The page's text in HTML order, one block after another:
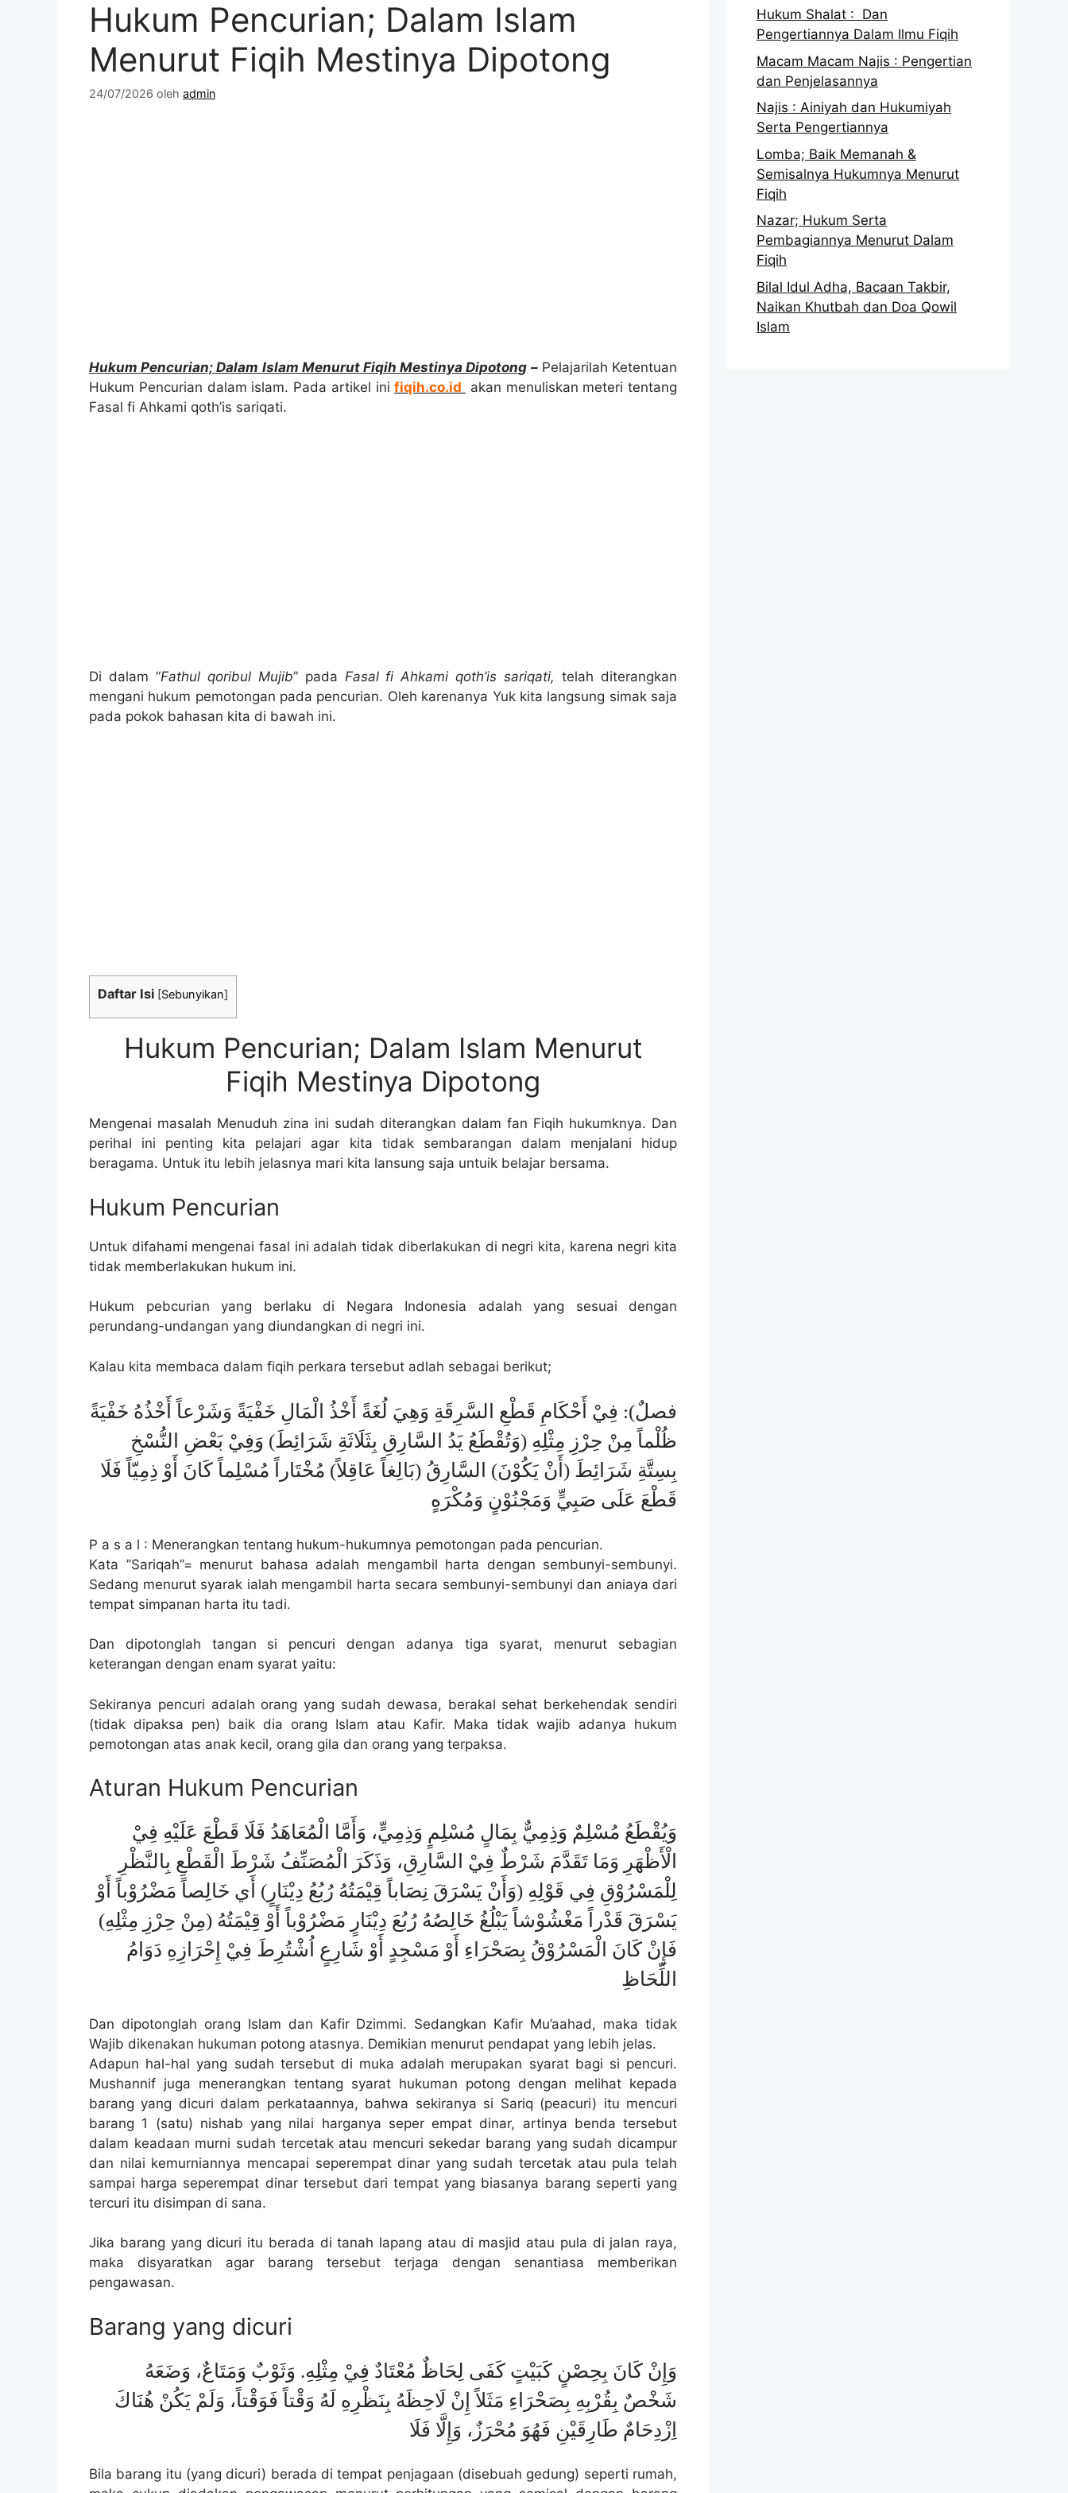
Hukum Pencurian; Dalam Islam
Menurut Fiqih Mestinya Dipotong
24/07/2026 oleh admin
Hukum Pencurian; Dalam Islam Menurut Fiqih Mestinya Dipotong –Pelajarilah Ketentuan
Hukum Pencurian dalam islam. Pada artikel inifiqih.co.id
akan menuliskan meteri tentang
Fasal fi Ahkami qoth’is sariqati.
Di dalam “Fathul qoribul Mujib” pada Fasal fi Ahkami qoth’is sariqati, telah diterangkan
mengani hukum pemotongan pada pencurian. Oleh karenanya Yuk kita langsung simak saja
pada pokok bahasan kita di bawah ini.
Daftar Isi [Sebunyikan]
Hukum Pencurian; Dalam Islam Menurut
Fiqih Mestinya Dipotong
Mengenai masalah Menuduh zina ini sudah diterangkan dalam fan Fiqih hukumknya. Dan
perihal ini penting kita pelajari agar kita tidak sembarangan dalam menjalani hidup
beragama. Untuk itu lebih jelasnya mari kita lansung saja untuik belajar bersama.
Hukum Pencurian
Untuk difahami mengenai fasal ini adalah tidak diberlakukan di negri kita, karena negri kita
tidak memberlakukan hukum ini.
Hukum pebcurian yang berlaku di Negara Indonesia adalah yang sesuai dengan
perundang-undangan yang diundangkan di negri ini.
Kalau kita membaca dalam fiqih perkara tersebut adlah sebagai berikut;
فصلٌ): فِيْ أَحْكَامِ قَطْعِ السَّرِقَةِ وَهِيَ لُغَةً أَخْذُ الْمَالِ خَفْيَةً وَشَرْعاً أَخْذُهُ خَفْيَةً
ظُلْماً مِنْ حِرْزِ مِثْلِهِ (وَتُقْطَعُ يَدُ السَّارِقِ بِثَلَاثَةِ شَرَائِطَ) وَفِيْ بَعْضِ النُّسْخِ
بِسِتَّةِ شَرَائِطَ (أَنْ يَكُوْنَ) السَّارِقُ (بَالِغاً عَاقِلاً) مُخْتَاراً مُسْلِماً كَانَ أَوْ ذِمِيّاً فَلَا
قَطْعَ عَلَى صَبِيٍّ وَمَجْنُوْنٍ وَمُكْرَهٍ
P a s a l : Menerangkan tentang hukum-hukumnya pemotongan pada pencurian.
Kata ”Sariqah”= menurut bahasa adalah mengambil harta dengan sembunyi-sembunyi.
Sedang menurut syarak ialah mengambil harta secara sembunyi-sembunyi dan aniaya dari
tempat simpanan harta itu tadi.
Dan dipotonglah tangan si pencuri dengan adanya tiga syarat, menurut sebagian
keterangan dengan enam syarat yaitu:
Sekiranya pencuri adalah orang yang sudah dewasa, berakal sehat berkehendak sendiri
(tidak dipaksa pen) baik dia orang Islam atau Kafir. Maka tidak wajib adanya hukum
pemotongan atas anak kecil, orang gila dan orang yang terpaksa.
Aturan Hukum Pencurian
وَيُقْطَعُ مُسْلِمٌ وَذِمِيٌّ بِمَالٍ مُسْلِمٍ وَذِمِيٍّ، وَأَمَّا الْمُعَاهَدُ فَلَا قَطْعَ عَلَيْهِ فِيْ
الْأَظْهَرِ وَمَا تَقَدَّمَ شَرْطٌ فِيْ السَّارِقِ، وَذَكَرَ الْمُصَنِّفُ شَرْطَ الْقَطْعِ بِالنَّظْرِ
لِلْمَسْرُوْقِ فِي قَوْلِهِ (وَأَنْ يَسْرَقَ نِصَاباً قِيْمَتُهُ رُبُعُ دِيْنَارٍ) أَي خَالِصاً مَضْرُوْباً أَوْ
يَسْرَقَ قَدْراً مَغْشُوْشاً يَبْلُغُ خَالِصُهُ رُبُعَ دِيْنَارٍ مَضْرُوْباً أَوْ قِيْمَتُهُ (مِنْ حِرْزِ مِثْلِهِ)
فَإِنْ كَانَ الْمَسْرُوْقُ بِصَحْرَاءِ أَوْ مَسْجِدٍ أَوْ شَارِعٍ اُشْتُرِطَ فِيْ إِحْرَازِهِ دَوَامُ
اللِّحَاظِ
Dan dipotonglah orang Islam dan Kafir Dzimmi. Sedangkan Kafir Mu’aahad, maka tidak
Wajib dikenakan hukuman potong atasnya. Demikian menurut pendapat yang lebih jelas.
Adapun hal-hal yang sudah tersebut di muka adalah merupakan syarat bagi si pencuri.
Mushannif juga menerangkan tentang syarat hukuman potong dengan melihat kepada
barang yang dicuri dalam perkataannya, bahwa sekiranya si Sariq (peacuri) itu mencuri
barang 1 (satu) nishab yang nilai harganya seper empat dinar, artinya benda tersebut
dalam keadaan murni sudah tercetak atau mencuri sekedar barang yang sudah dicampur
dan nilai kemurniannya mencapai seperempat dinar yang sudah tercetak atau pula telah
sampai harga seperempat dinar tersebut dari tempat yang biasanya barang seperti yang
tercuri itu disimpan di sana.
Jika barang yang dicuri itu berada di tanah lapang atau di masjid atau pula di jalan raya,
maka disyaratkan agar barang tersebut terjaga dengan senantiasa memberikan
pengawasan.
Barang yang dicuri
وَإِنْ كَانَ بِحِصْنٍ كَبَيْتٍ كَفَى لِحَاظٌ مُعْتَادٌ فِيْ مِثْلِهِ. وَثَوْبٌ وَمَتَاعٌ، وَضَعَهُ
شَخْصٌ بِقُرْبِهِ بِصَحْرَاءِ مَثَلاً إِنْ لَاحِظَهُ بِنَظْرِهِ لَهُ وَقْتاً فَوَقْتاً، وَلَمْ يَكُنْ هُنَاكَ
اِزْدِحَامٌ طَارِقَيْنِ فَهُوَ مُحْرَزٌ، وَإِلَّا فَلَا
Bila barang itu (yang dicuri) berada di tempat penjagaan (disebuah gedung) seperti rumah,
Hukum Shalat : Dan
Pengertiannya Dalam Ilmu Fiqih
Macam Macam Najis : Pengertian
dan Penjelasannya
Najis : Ainiyah dan Hukumiyah
Serta Pengertiannya
Lomba; Baik Memanah &
Semisalnya Hukumnya Menurut
Fiqih
Nazar; Hukum Serta
Pembagiannya Menurut Dalam
Fiqih
Bilal Idul Adha, Bacaan Takbir,
Naikan Khutbah dan Doa Qowil
Islam